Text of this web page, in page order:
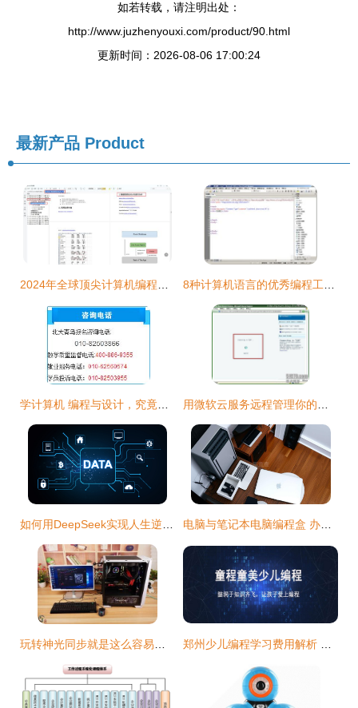
如若转载，请注明出处：
http://www.juzhenyouxi.com/product/90.html
更新时间：2026-08-06 17:00:24
最新产品 Product